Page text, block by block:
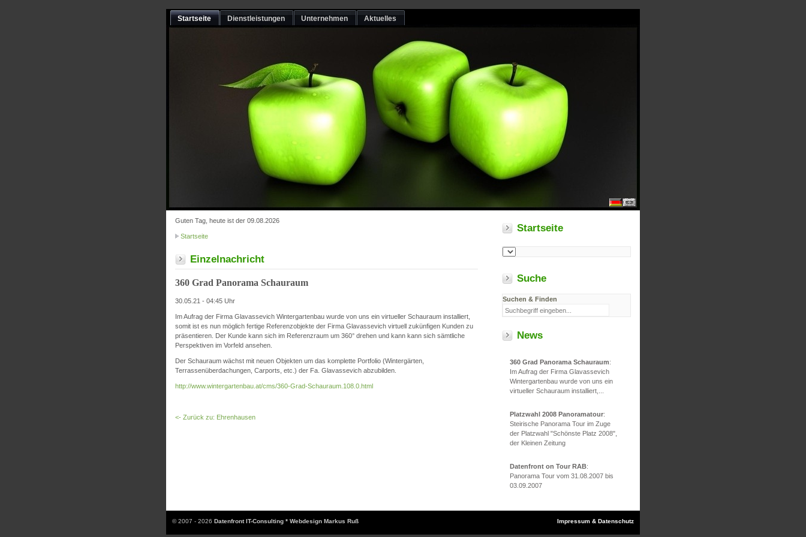
Startseite Dienstleistungen Unternehmen Aktuelles
Guten Tag, heute ist der 09.08.2026
Startseite
Einzelnachricht
360 Grad Panorama Schauraum
30.05.21 - 04:45 Uhr
Im Aufrag der Firma Glavassevich Wintergartenbau wurde von uns ein virtueller Schauraum installiert,
somit ist es nun möglich fertige Referenzobjekte der Firma Glavassevich virtuell zukünfigen Kunden zu
präsentieren. Der Kunde kann sich im Referenzraum um 360° drehen und kann kann sich sämtliche
Perspektiven im Vorfeld ansehen.
Der Schauraum wächst mit neuen Objekten um das komplette Portfolio (Wintergärten,
Terrassenüberdachungen, Carports, etc.) der Fa. Glavassevich abzubilden.
http://www.wintergartenbau.at/cms/360-Grad-Schauraum.108.0.html
<- Zurück zu: Ehrenhausen
Startseite
Suche
Suchen & Finden
News
360 Grad Panorama Schauraum:
Im Aufrag der Firma Glavassevich
Wintergartenbau wurde von uns ein
virtueller Schauraum installiert,...
Platzwahl 2008 Panoramatour:
Steirische Panorama Tour im Zuge
der Platzwahl "Schönste Platz 2008",
der Kleinen Zeitung
Datenfront on Tour RAB:
Panorama Tour vom 31.08.2007 bis
03.09.2007
© 2007 - 2026 Datenfront IT-Consulting * Webdesign Markus Ruß Impressum & Datenschutz